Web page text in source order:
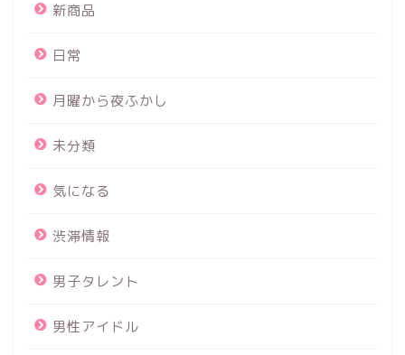
新商品
日常
月曜から夜ふかし
未分類
気になる
渋滞情報
男子タレント
男性アイドル